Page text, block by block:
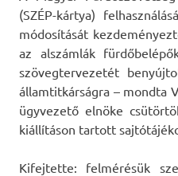
(SZÉP-kártya)
módosítását
az alszámlák
szövegtervezetét
államtitkárságra – mondta
ügyvezető elnöke
kiállításon tartott
Kifejtette: felmérésük